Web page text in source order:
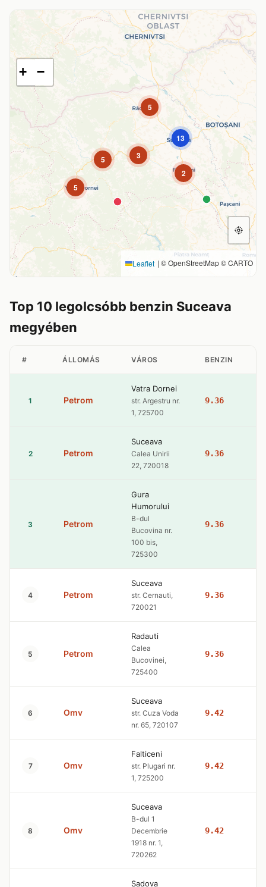
5
5
2
3
5
13
+ −
Leaflet | © OpenStreetMap © CARTO
Top 10 legolcsóbb benzin Suceava
megyében
# ÁLLOMÁS VÁROS BENZIN
1 Petrom
Vatra Dornei
str. Argestru nr.
1, 725700
9.36
2 Petrom
Suceava
Calea Unirii
22, 720018
9.36
3 Petrom
Gura
Humorului
B-dul
Bucovina nr.
100 bis,
725300
9.36
4 Petrom
Suceava
str. Cernauti,
720021
9.36
5 Petrom
Radauti
Calea
Bucovinei,
725400
9.36
6 Omv
Suceava
str. Cuza Voda
nr. 65, 720107
9.42
7 Omv
Falticeni
str. Plugari nr.
1, 725200
9.42
8 Omv
Suceava
B-dul 1
Decembrie
1918 nr. 1,
720262
9.42
Sadova